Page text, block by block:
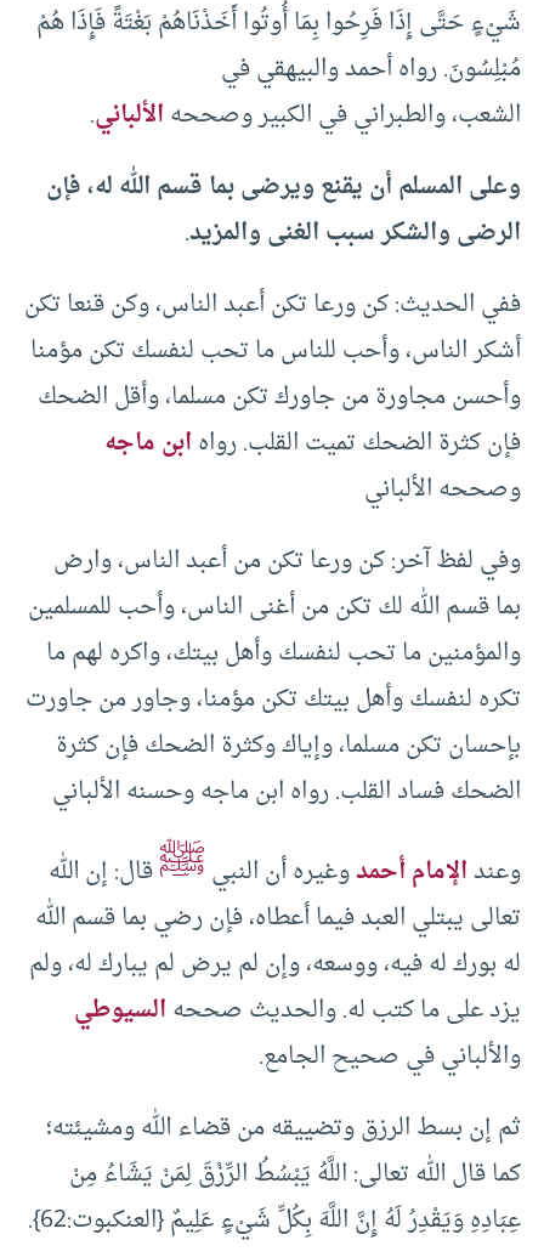
شَيْءٍ حَتَّى إِذَا فَرِحُوا بِمَا أُوتُوا أَخَذْنَاهُمْ بَغْتَةً فَإِذَا هُمْ
مُبْلِسُونَ. رواه أحمد والبيهقي في
الشعب، والطبراني في الكبير وصححهالألباني.
وعلى المسلم أن يقنع ويرضى بما قسم الله له، فإن
الرضى والشكر سبب الغنى والمزيد.
ففي الحديث: كن ورعا تكن أعبد الناس، وكن قنعا تكن
أشكر الناس، وأحب للناس ما تحب لنفسك تكن مؤمنا
وأحسن مجاورة من جاورك تكن مسلما، وأقل الضحك
فإن كثرة الضحك تميت القلب. رواهابن ماجه
وصححه الألباني
وفي لفظ آخر: كن ورعا تكن من أعبد الناس، وارض
بما قسم الله لك تكن من أغنى الناس، وأحب للمسلمين
والمؤمنين ما تحب لنفسك وأهل بيتك، واكره لهم ما
تكره لنفسك وأهل بيتك تكن مؤمنا، وجاور من جاورت
بإحسان تكن مسلما، وإياك وكثرة الضحك فإن كثرة
الضحك فساد القلب. رواه ابن ماجه وحسنه الألباني
وعندالإمام أحمدوغيره أن النبيﷺقال: إن الله
تعالى يبتلي العبد فيما أعطاه، فإن رضي بما قسم الله
له بورك له فيه، ووسعه، وإن لم يرض لم يبارك له، ولم
يزد على ما كتب له. والحديث صححهالسيوطي
والألباني في صحيح الجامع.
ثم إن بسط الرزق وتضييقه من قضاء الله ومشيئته؛
كما قال الله تعالى: اللَّهُ يَبْسُطُ الرِّزْقَ لِمَنْ يَشَاءُ مِنْ
عِبَادِهِ وَيَقْدِرُ لَهُ إِنَّ اللَّهَ بِكُلِّ شَيْءٍ عَلِيمٌ {العنكبوت:62}.